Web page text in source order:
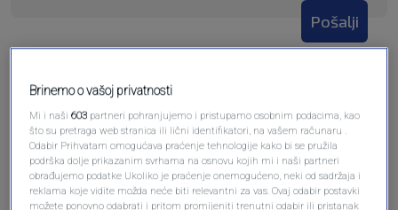
Pošalji
Pošalji komentar
Brinemo o vašoj privatnosti
Mi i naši603 partneri pohranjujemo i pristupamo osobnim podacima, kao
što su pretraga web stranica ili lični identifikatori, na vašem računaru .
Odabir Prihvatam omogućava praćenje tehnologije kako bi se pružila
podrška dolje prikazanim svrhama na osnovu kojih mi i naši partneri
obrađujemo podatke Ukoliko je praćenje onemogućeno, neki od sadržaja i
reklama koje vidite možda neće biti relevantni za vas. Ovaj odabir postavki
možete ponovno odabrati i pritom promijeniti trenutni odabir ili pristanak